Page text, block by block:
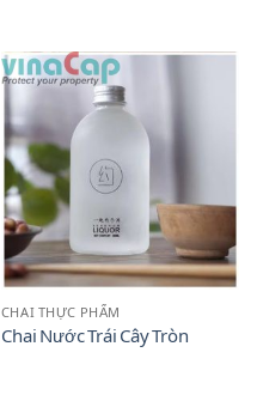
CHAI THỰC PHẨM
Chai Nước Trái Cây Tròn